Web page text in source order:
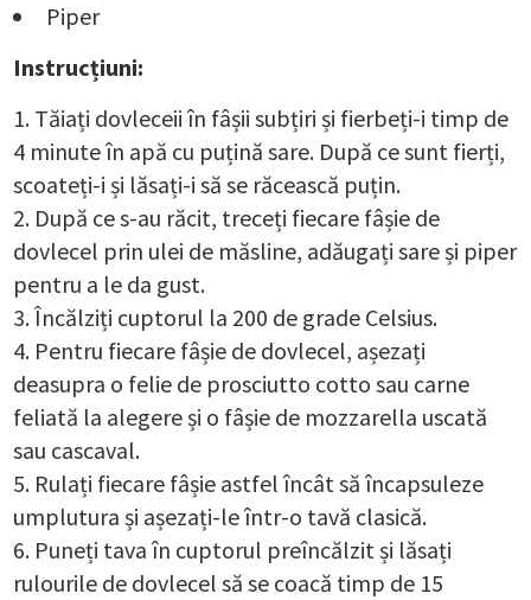
Piper
Instrucțiuni:
Tăiați dovleceii în fâșii subțiri și fierbeți-i timp de
4 minute în apă cu puțină sare. După ce sunt fierți,
scoateți-i și lăsați-i să se răcească puțin.
După ce s-au răcit, treceți fiecare fâșie de
dovlecel prin ulei de măsline, adăugați sare și piper
pentru a le da gust.
Încălziți cuptorul la 200 de grade Celsius.
Pentru fiecare fâșie de dovlecel, așezați
deasupra o felie de prosciutto cotto sau carne
feliată la alegere și o fâșie de mozzarella uscată
sau cascaval.
Rulați fiecare fâșie astfel încât să încapsuleze
umplutura și așezați-le într-o tavă clasică.
Puneți tava în cuptorul preîncălzit și lăsați
rulourile de dovlecel să se coacă timp de 15